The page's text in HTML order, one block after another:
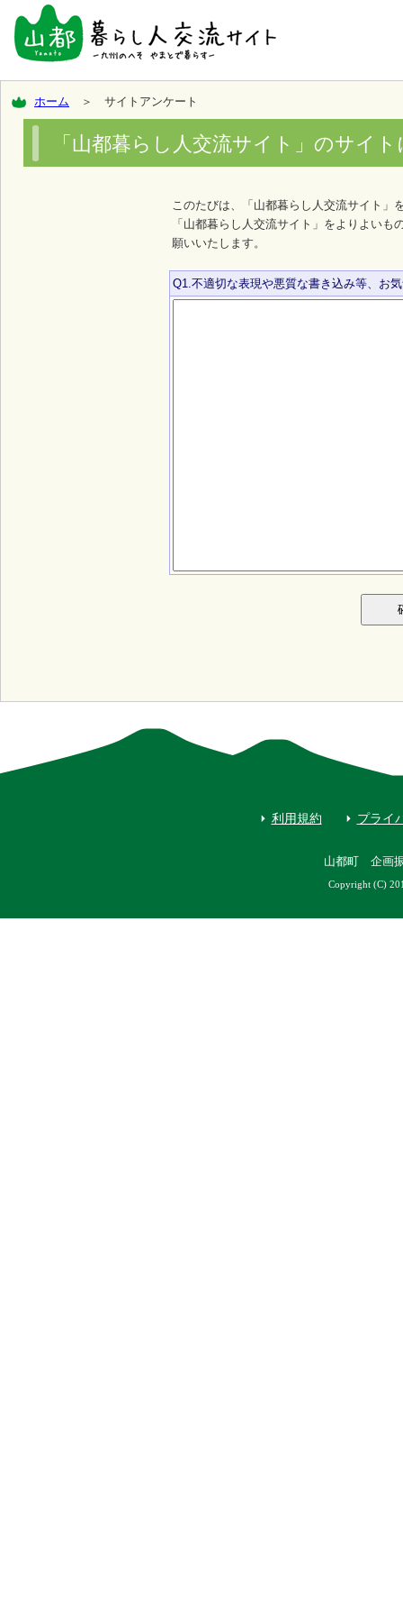
ホーム ＞ サイトアンケート
「山都暮らし人交流サイト」のサイ
このたびは、「山都暮らし人交流サイト」
「山都暮らし人交流サイト」をよりよい
願いいたします。
Q1.不適切な表現や悪質な書き込み等、お
利用規約 プライ
山都町 企画
Copyright (C)